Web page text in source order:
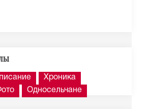
Хроника
Односельчане